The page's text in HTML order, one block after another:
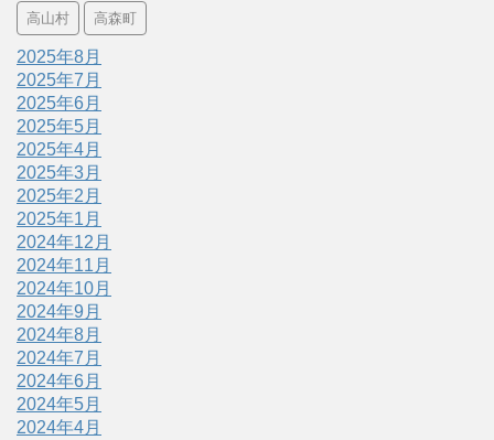
高山村 高森町
2025年8月
2025年7月
2025年6月
2025年5月
2025年4月
2025年3月
2025年2月
2025年1月
2024年12月
2024年11月
2024年10月
2024年9月
2024年8月
2024年7月
2024年6月
2024年5月
2024年4月